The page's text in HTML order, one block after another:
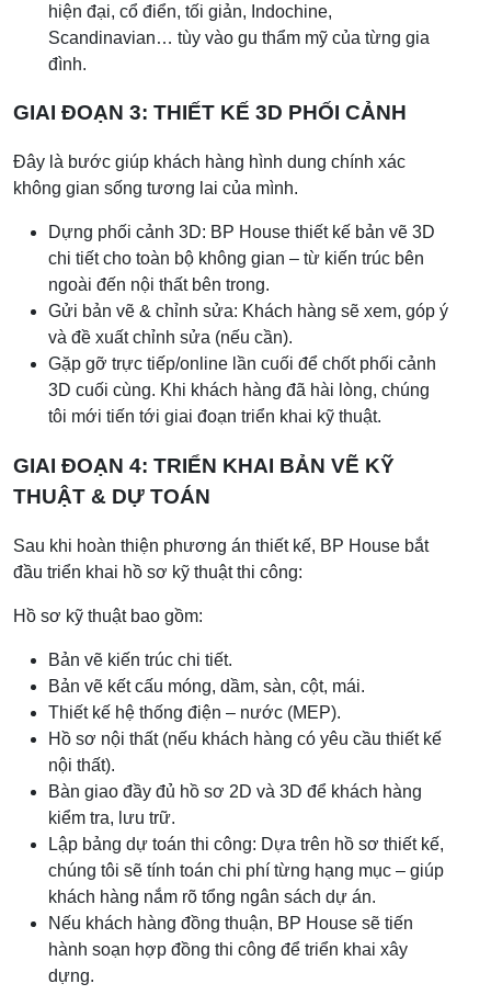
hiện đại, cổ điển, tối giản, Indochine,
Scandinavian… tùy vào gu thẩm mỹ của từng gia
đình.
GIAI ĐOẠN 3: THIẾT KẾ 3D PHỐI CẢNH
Đây là bước giúp khách hàng hình dung chính xác
không gian sống tương lai của mình.
Dựng phối cảnh 3D: BP House thiết kế bản vẽ 3D
chi tiết cho toàn bộ không gian – từ kiến trúc bên
ngoài đến nội thất bên trong.
Gửi bản vẽ & chỉnh sửa: Khách hàng sẽ xem, góp ý
và đề xuất chỉnh sửa (nếu cần).
Gặp gỡ trực tiếp/online lần cuối để chốt phối cảnh
3D cuối cùng. Khi khách hàng đã hài lòng, chúng
tôi mới tiến tới giai đoạn triển khai kỹ thuật.
GIAI ĐOẠN 4: TRIỂN KHAI BẢN VẼ KỸ
THUẬT & DỰ TOÁN
Sau khi hoàn thiện phương án thiết kế, BP House bắt
đầu triển khai hồ sơ kỹ thuật thi công:
Hồ sơ kỹ thuật bao gồm:
Bản vẽ kiến trúc chi tiết.
Bản vẽ kết cấu móng, dầm, sàn, cột, mái.
Thiết kế hệ thống điện – nước (MEP).
Hồ sơ nội thất (nếu khách hàng có yêu cầu thiết kế
nội thất).
Bàn giao đầy đủ hồ sơ 2D và 3D để khách hàng
kiểm tra, lưu trữ.
Lập bảng dự toán thi công: Dựa trên hồ sơ thiết kế,
chúng tôi sẽ tính toán chi phí từng hạng mục – giúp
khách hàng nắm rõ tổng ngân sách dự án.
Nếu khách hàng đồng thuận, BP House sẽ tiến
hành soạn hợp đồng thi công để triển khai xây
dựng.